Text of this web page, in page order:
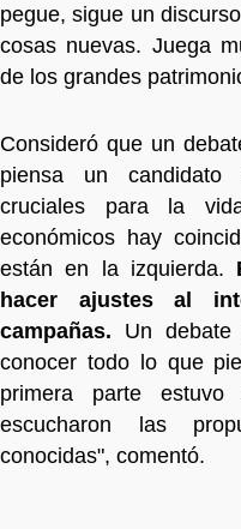
pegue, sigue un
cosas nuevas. Juega
de los grandes
Consideró que un
piensa un
cruciales para la
económicos hay
están en la izquierda.
hacer ajustes al
campañas. Un debate
conocer todo lo que
primera parte
escucharon las
conocidas", comentó.